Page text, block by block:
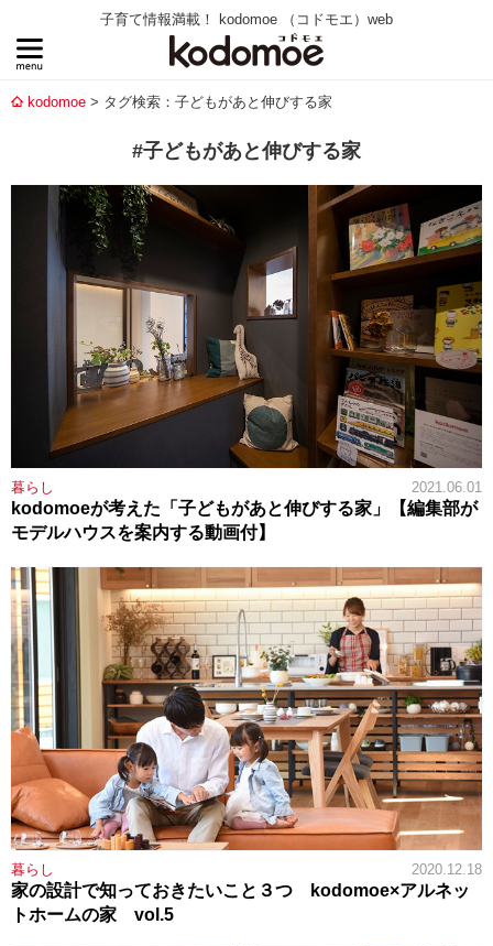
子育て情報満載！ kodomoe （コドモエ）web
kodomoe タグ検索：子どもがあと伸びする家
#子どもがあと伸びする家
暮らし 2021.06.01
kodomoeが考えた「子どもがあと伸びする家」【編集部が
モデルハウスを案内する動画付】
暮らし 2020.12.18
家の設計で知っておきたいこと３つ kodomoe×アルネッ
トホームの家 vol.5